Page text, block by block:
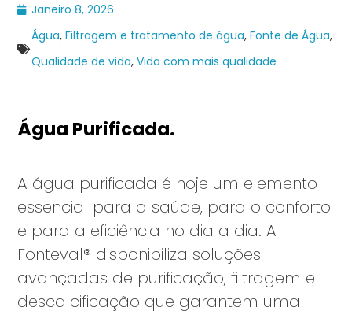
Janeiro 8, 2026
Água,Filtragem e tratamento de água,Fonte de Água,
Qualidade de vida,Vida com mais qualidade
Água Purificada.
A água purificada é hoje um elemento
essencial para a saúde, para o conforto
e para a eficiência no dia a dia. A
Fonteval® disponibiliza soluções
avançadas de purificação, filtragem e
descalcificação que garantem uma